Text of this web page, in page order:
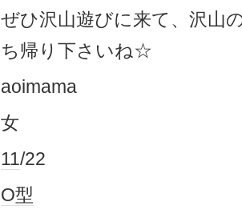
ぜひ沢山遊びに来て、沢山
ち帰り下さいね☆
aoimama
女
11/22
O型